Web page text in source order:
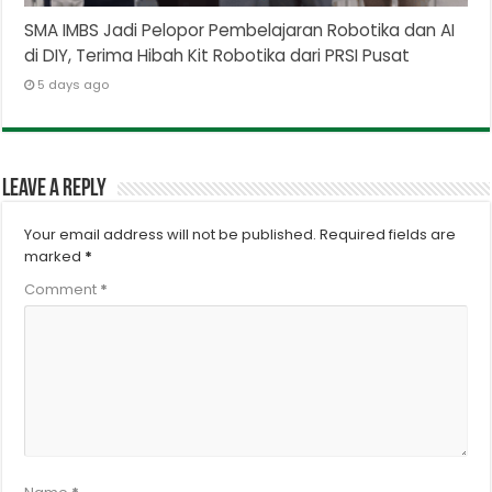
SMA IMBS Jadi Pelopor Pembelajaran Robotika dan AI
di DIY, Terima Hibah Kit Robotika dari PRSI Pusat
5 days ago
Leave a Reply
Your email address will not be published. Required fields are
marked *
Comment *